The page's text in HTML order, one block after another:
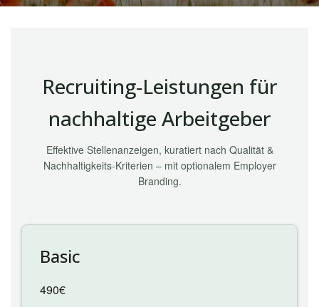
Recruiting‑Leistungen für
nachhaltige Arbeitgeber
Effektive Stellenanzeigen, kuratiert nach Qualität &
Nachhaltigkeits‑Kriterien – mit optionalem Employer
Branding.
Basic
490€